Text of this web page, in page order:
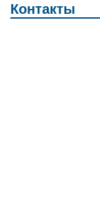
Контакты